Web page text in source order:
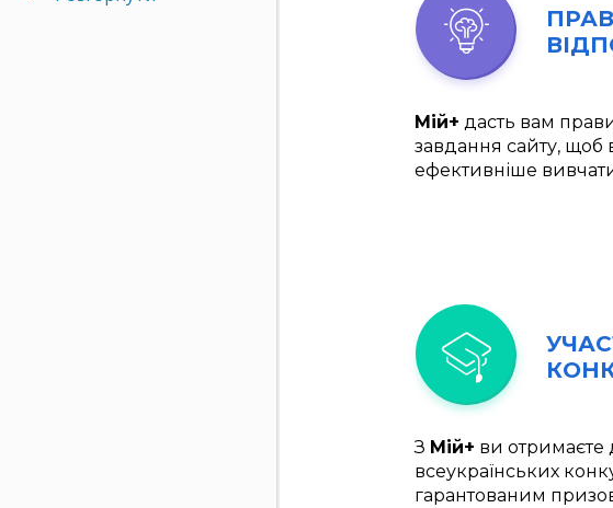
Мій+ дасть вам
завдання сайту, щоб
ефективніше
З Мій+ ви отримаєте
всеукраїнських
гарантованим